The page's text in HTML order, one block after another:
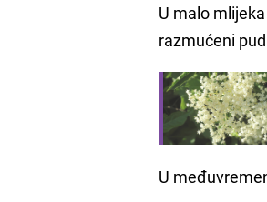
U malo
razmućeni
U